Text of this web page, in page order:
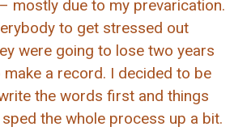
mostly due to my prevarication.
to get stressed out
were going to lose two years
a record. I decided to be
the words first and things
the whole process up a bit.